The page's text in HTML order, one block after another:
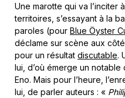
Une marotte qui va l’inciter
territoires, s’essayant à la
paroles (pour Blue Öyster
déclame sur scène aux
pour un résultat discutable.
lui, d’où émerge un
Eno. Mais pour l’heure,
lui, de parler auteurs : «